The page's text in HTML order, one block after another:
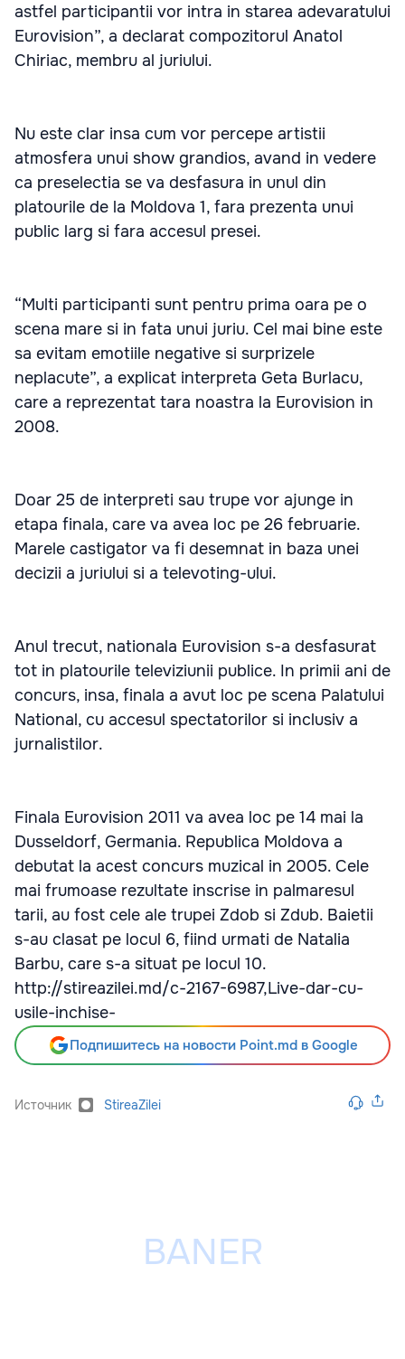
astfel participantii vor intra in starea adevaratului
Eurovision”, a declarat compozitorul Anatol
Chiriac, membru al juriului.
Nu este clar insa cum vor percepe artistii
atmosfera unui show grandios, avand in vedere
ca preselectia se va desfasura in unul din
platourile de la Moldova 1, fara prezenta unui
public larg si fara accesul presei.
“Multi participanti sunt pentru prima oara pe o
scena mare si in fata unui juriu. Cel mai bine este
sa evitam emotiile negative si surprizele
neplacute”, a explicat interpreta Geta Burlacu,
care a reprezentat tara noastra la Eurovision in
2008.
Doar 25 de interpreti sau trupe vor ajunge in
etapa finala, care va avea loc pe 26 februarie.
Marele castigator va fi desemnat in baza unei
decizii a juriului si a televoting-ului.
Anul trecut, nationala Eurovision s-a desfasurat
tot in platourile televiziunii publice. In primii ani de
concurs, insa, finala a avut loc pe scena Palatului
National, cu accesul spectatorilor si inclusiv a
jurnalistilor.
Finala Eurovision 2011 va avea loc pe 14 mai la
Dusseldorf, Germania. Republica Moldova a
debutat la acest concurs muzical in 2005. Cele
mai frumoase rezultate inscrise in palmaresul
tarii, au fost cele ale trupei Zdob si Zdub. Baietii
s-au clasat pe locul 6, fiind urmati de Natalia
Barbu, care s-a situat pe locul 10.
http://stireazilei.md/c-2167-6987,Live-dar-cu-
usile-inchise-
Подпишитесь на новости Point.md в Google
Источник StireaZilei